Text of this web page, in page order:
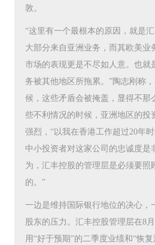
敦。
“这里有一个最根本的原因，就是
大部分来自亚洲业务，而其欧美业
市场的表现更是不尽如人意。也就
务被其他地区所拖累。”陶志刚称
候，这些矛盾会被掩盖，显得不那
些不利情况的时候，亚洲地区的投
强烈，“以我在香港工作超过20年
中小投资者对这家公司的忠诚度是
为，汇丰控股的管理层是必须要照
的。”
一边是维持国际银行地位的决心，
股东的压力。汇丰控股管理层在8
用“好于预期”的二季度业绩和“恢